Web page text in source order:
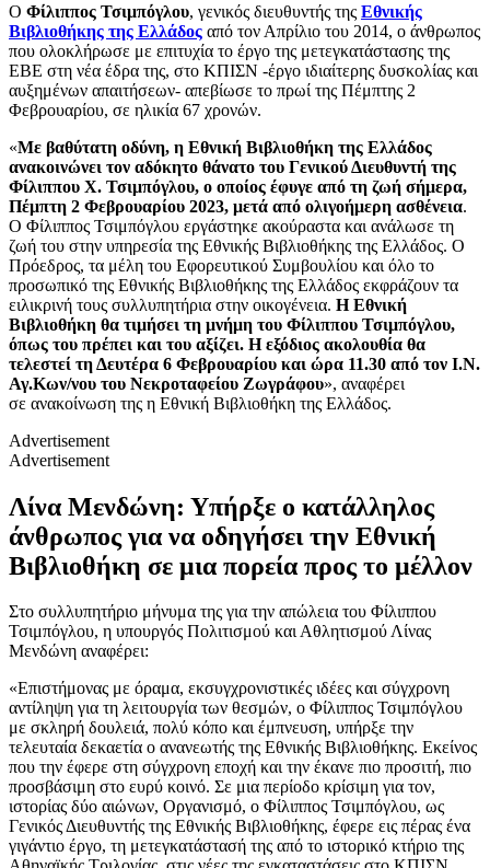
Ο Φίλιππος Τσιμπόγλου, γενικός διευθυντής της Εθνικής
Βιβλιοθήκης της Ελλάδος από τον Απρίλιο του 2014, ο άνθρωπος
που ολοκλήρωσε με επιτυχία το έργο της μετεγκατάστασης της
ΕΒΕ στη νέα έδρα της, στο ΚΠΙΣΝ -έργο ιδιαίτερης δυσκολίας και
αυξημένων απαιτήσεων- απεβίωσε το πρωί της Πέμπτης 2
Φεβρουαρίου, σε ηλικία 67 χρονών.
«Με βαθύτατη οδύνη, η Εθνική Βιβλιοθήκη της Ελλάδος
ανακοινώνει τον αδόκητο θάνατο του Γενικού Διευθυντή της
Φίλιππου Χ. Τσιμπόγλου, ο οποίος έφυγε από τη ζωή σήμερα,
Πέμπτη 2 Φεβρουαρίου 2023, μετά από ολιγοήμερη ασθένεια.
Ο Φίλιππος Τσιμπόγλου εργάστηκε ακούραστα και ανάλωσε τη
ζωή του στην υπηρεσία της Εθνικής Βιβλιοθήκης της Ελλάδος. Ο
Πρόεδρος, τα μέλη του Εφορευτικού Συμβουλίου και όλο το
προσωπικό της Εθνικής Βιβλιοθήκης της Ελλάδος εκφράζουν τα
ειλικρινή τους συλλυπητήρια στην οικογένεια. Η Εθνική
Βιβλιοθήκη θα τιμήσει τη μνήμη του Φίλιππου Τσιμπόγλου,
όπως του πρέπει και του αξίζει. Η εξόδιος ακολουθία θα
τελεστεί τη Δευτέρα 6 Φεβρουαρίου και ώρα 11.30 από τον Ι.Ν.
Αγ.Κων/νου του Νεκροταφείου Ζωγράφου», αναφέρει
σε ανακοίνωση της η Εθνική Βιβλιοθήκη της Ελλάδος.
Advertisement
Advertisement
Λίνα Μενδώνη: Υπήρξε ο κατάλληλος
άνθρωπος για να οδηγήσει την Εθνική
Βιβλιοθήκη σε μια πορεία προς το μέλλον
Στο συλλυπητήριο μήνυμα της για την απώλεια του Φίλιππου
Τσιμπόγλου, η υπουργός Πολιτισμού και Αθλητισμού Λίνας
Μενδώνη αναφέρει:
«Επιστήμονας με όραμα, εκσυγχρονιστικές ιδέες και σύγχρονη
αντίληψη για τη λειτουργία των θεσμών, ο Φίλιππος Τσιμπόγλου
με σκληρή δουλειά, πολύ κόπο και έμπνευση, υπήρξε την
τελευταία δεκαετία ο ανανεωτής της Εθνικής Βιβλιοθήκης. Εκείνος
που την έφερε στη σύγχρονη εποχή και την έκανε πιο προσιτή, πιο
προσβάσιμη στο ευρύ κοινό. Σε μια περίοδο κρίσιμη για τον,
ιστορίας δύο αιώνων, Οργανισμό, ο Φίλιππος Τσιμπόγλου, ως
Γενικός Διευθυντής της Εθνικής Βιβλιοθήκης, έφερε εις πέρας ένα
γιγάντιο έργο, τη μετεγκατάστασή της από το ιστορικό κτήριο της